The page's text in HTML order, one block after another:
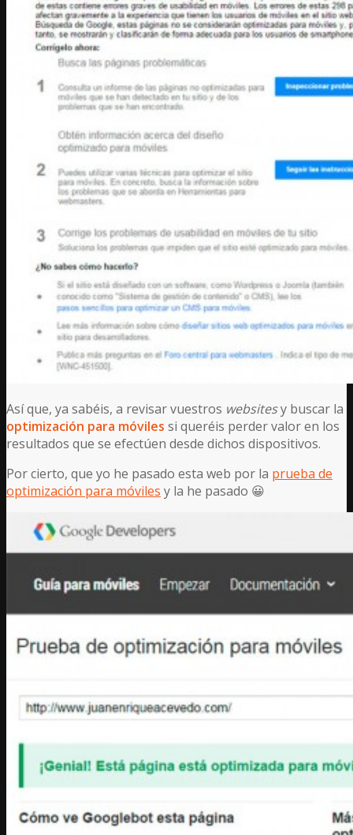
Así que, ya sabéis, a revisar vuestros websitesy buscar la
optimización para móviles si queréis perder valor en los
resultados que se efectúen desde dichos dispositivos.
Por cierto, que yo he pasado esta web por la prueba de
optimización para móviles y la he pasado 😀